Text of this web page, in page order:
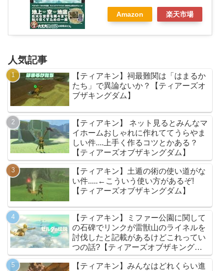
Amazon 楽天市場
人気記事
【ティアキン】祠最難関は「はまるか
たち」で異論ないか？【ティアーズオ
ブザキングダム】
【ティアキン】 ネット見るとみんなマ
イホームおしゃれに作れててうらやま
しい件....上手く作るコツとかある？
【ティアーズオブザキングダム】
【ティアキン】土遁の術の使い道がな
い件.....←こういう使い方があるぞ!
【ティアーズオブザキングダム】
【ティアキン】ミファー公園に関して
の石碑でリンクが雷獣山のライネルを
討伐したと記載があるけどこれってい
つの話?【ティアーズオブザキングダ
ム】
【ティアキン】みんなはどれくらい進